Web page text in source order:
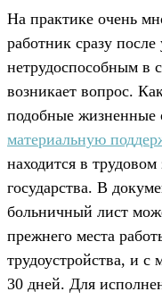
На практике очень
работник сразу
нетрудоспособным в
возникает вопрос.
подобные жизненные
материальную
находится в
государства. В
больничный лист
прежнего места
трудоустройства, и
30 дней. Для